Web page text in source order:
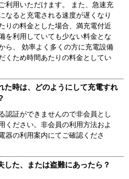
利用いただけます。 また、急速充
なると充電される速度が遅くなり
りの料金とした場合、満充電付近
を利用していても少ない料金とな
ら、 効率よく多くの方に充電設備
くため時間あたりの料金としてい
た時は、どのようにして充電すれ
認証ができませんので非会員とし
ください。非会員の利用方法およ
器の利用案内にてご確認くださ
した、または盗難にあったら？